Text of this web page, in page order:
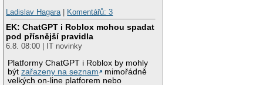
Ladislav Hagara
Komentářů: 3
EK: ChatGPT i Roblox mohou spadat
pod přísnější pravidla
6.8. 08:00 | IT novinky
Platformy ChatGPT i Roblox by mohly
býtzařazeny na seznam
mimořádně
velkých on-line platforem nebo